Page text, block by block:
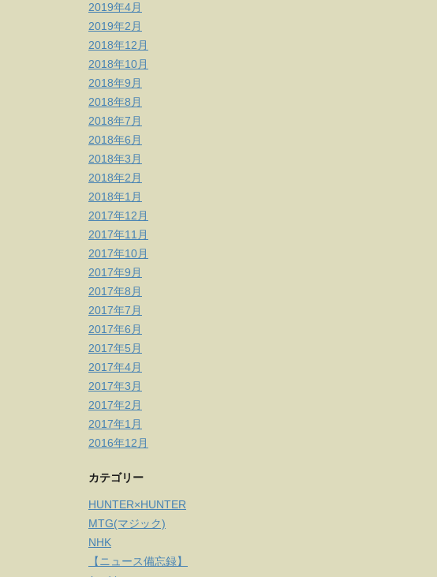
2019年4月
2019年2月
2018年12月
2018年10月
2018年9月
2018年8月
2018年7月
2018年6月
2018年3月
2018年2月
2018年1月
2017年12月
2017年11月
2017年10月
2017年9月
2017年8月
2017年7月
2017年6月
2017年5月
2017年4月
2017年3月
2017年2月
2017年1月
2016年12月
カテゴリー
HUNTER×HUNTER
MTG(マジック)
NHK
【ニュース備忘録】